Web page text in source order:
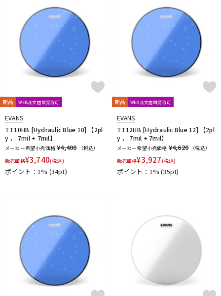
新品 WEB注文店頭受取可
EVANS
TT10HB [Hydraulic Blue 10] 【2pl
y ， 7mil + 7mil】
メーカー希望小売価格 ¥4,400
（税込）
販売価格¥3,740(税込)
ポイント：1% (34pt)
新品 WEB注文店頭受取可
EVANS
TT12HB [Hydraulic Blue 12] 【2pl
y ， 7mil + 7mil】
メーカー希望小売価格 ¥4,620
（税込）
販売価格¥3,927(税込)
ポイント：1%(35pt)